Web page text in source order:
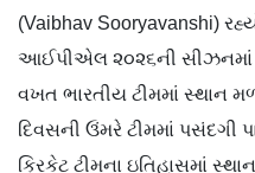
(Vaibhav Sooryavanshi)
આઈપીએલ ૨૦૨૬ની સીઝનમાં
વખત ભારતીય ટીમમાં સ્થાન
દિવસની ઉંમરે ટીમમાં પસંદગી
ક્રિકેટ ટીમના ઇતિહાસમાં